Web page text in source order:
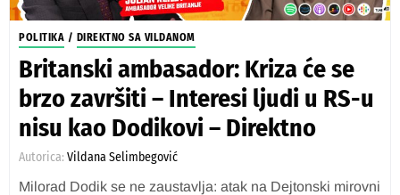
POLITIKA / DIREKTNO SA VILDANOM
Britanski ambasador: Kriza će se
brzo završiti – Interesi ljudi u RS-u
nisu kao Dodikovi – Direktno
Autorica: Vildana Selimbegović
Milorad Dodik se ne zaustavlja: atak na Dejtonski mirovni